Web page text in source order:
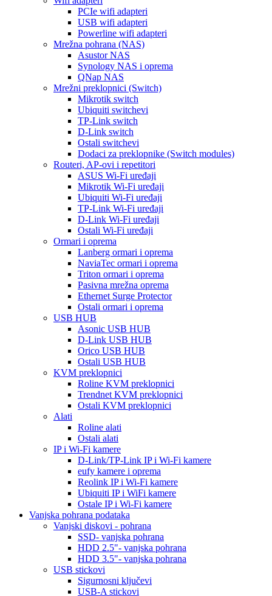
PCIe wifi adapteri
USB wifi adapteri
Powerline wifi adapteri
Mrežna pohrana (NAS)
Asustor NAS
Synology NAS i oprema
QNap NAS
Mrežni preklopnici (Switch)
Mikrotik switch
Ubiquiti switchevi
TP-Link switch
D-Link switch
Ostali switchevi
Dodaci za preklopnike (Switch modules)
Routeri, AP-ovi i repetitori
ASUS Wi-Fi uređaji
Mikrotik Wi-Fi uređaji
Ubiquiti Wi-Fi uređaji
TP-Link Wi-Fi uređaji
D-Link Wi-Fi uređaji
Ostali Wi-Fi uređaji
Ormari i oprema
Lanberg ormari i oprema
NaviaTec ormari i oprema
Triton ormari i oprema
Pasivna mrežna oprema
Ethernet Surge Protector
Ostali ormari i oprema
USB HUB
Asonic USB HUB
D-Link USB HUB
Orico USB HUB
Ostali USB HUB
KVM preklopnici
Roline KVM preklopnici
Trendnet KVM preklopnici
Ostali KVM preklopnici
Alati
Roline alati
Ostali alati
IP i Wi-Fi kamere
D-Link/TP-Link IP i Wi-Fi kamere
eufy kamere i oprema
Reolink IP i Wi-Fi kamere
Ubiquiti IP i WiFi kamere
Ostale IP i Wi-Fi kamere
Vanjska pohrana podataka
Vanjski diskovi - pohrana
SSD- vanjska pohrana
HDD 2.5"- vanjska pohrana
HDD 3.5"- vanjska pohrana
USB stickovi
Sigurnosni ključevi
USB-A stickovi